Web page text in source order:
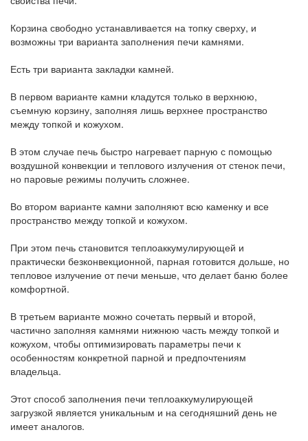
Корзина свободно устанавливается на топку сверху, и
возможны три варианта заполнения печи камнями.
Есть три варианта закладки камней.
В первом варианте камни кладутся только в верхнюю,
съемную корзину, заполняя лишь верхнее пространство
между топкой и кожухом.
В этом случае печь быстро нагревает парную с помощью
воздушной конвекции и теплового излучения от стенок печи,
но паровые режимы получить сложнее.
Во втором варианте камни заполняют всю каменку и все
пространство между топкой и кожухом.
При этом печь становится теплоаккумулирующей и
практически безконвекционной, парная готовится дольше, но
тепловое излучение от печи меньше, что делает баню более
комфортной.
В третьем варианте можно сочетать первый и второй,
частично заполняя камнями нижнюю часть между топкой и
кожухом, чтобы оптимизировать параметры печи к
особенностям конкретной парной и предпочтениям
владельца.
Этот способ заполнения печи теплоаккумулирующей
загрузкой является уникальным и на сегодняшний день не
имеет аналогов.